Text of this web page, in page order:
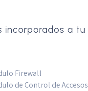
incorporados a tu
Firewall
de Control de